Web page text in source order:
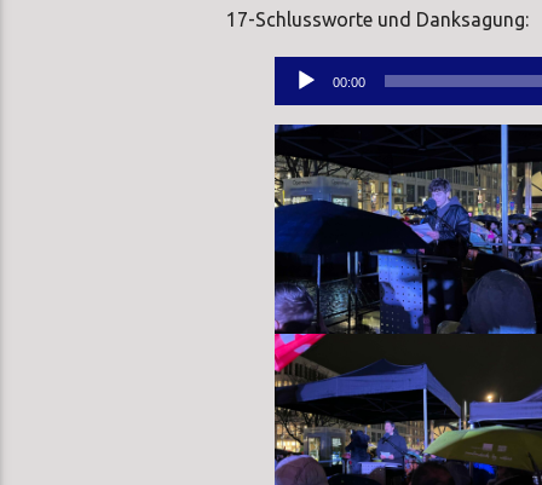
17-Schlussworte und Danksagung:
Audio-
Player
00:00